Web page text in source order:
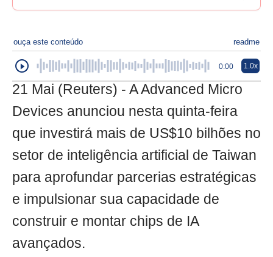
ouça este conteúdo readme
0:00 1.0x
21 Mai (Reuters) - A Advanced Micro
Devices anunciou nesta quinta-feira
que investirá mais de US$10 bilhões no
setor de inteligência artificial de Taiwan
para aprofundar parcerias estratégicas
e impulsionar sua capacidade de
construir e montar chips de IA
avançados.